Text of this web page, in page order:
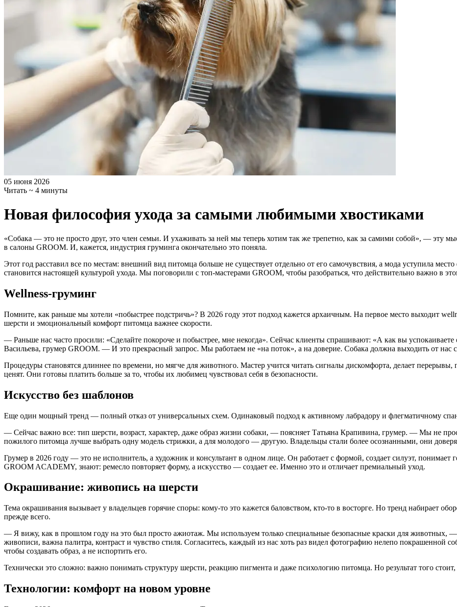
05 июня 2026
Читать ~ 4 минуты
Новая философия ухода за самыми любимыми хвостиками
«Собака — это не просто друг, это член семьи. И ухаживать за ней мы теперь хотим так же трепетно, как за самими собой», — эту
в салоны GROOM. И, кажется, индустрия груминга окончательно это поняла.
Этот год расставил все по местам: внешний вид питомца больше не существует отдельно от его самочувствия, а мода уступила
становится настоящей культурой ухода. Мы поговорили с топ-мастерами GROOM, чтобы разобраться, что действительно важно в
Wellness-груминг
Помните, как раньше мы хотели «побыстрее подстричь»? В 2026 году этот подход кажется архаичным. На первое место выходит
шерсти и эмоциональный комфорт питомца важнее скорости.
— Раньше нас часто просили: «Сделайте покороче и побыстрее, мне некогда». Сейчас клиенты спрашивают: «А как вы успокаиваете
Васильева, грумер GROOM. — И это прекрасный запрос. Мы работаем не «на поток», а на доверие. Собака должна выходить от нас
Процедуры становятся длиннее по времени, но мягче для животного. Мастер учится читать сигналы дискомфорта, делает
ценят. Они готовы платить больше за то, чтобы их любимец чувствовал себя в безопасности.
Искусство без шаблонов
Еще один мощный тренд — полный отказ от универсальных схем. Одинаковый подход к активному лабрадору и флегматичному
— Сейчас важно все: тип шерсти, возраст, характер, даже образ жизни собаки, — поясняет Татьяна Крапивина, грумер. — Мы не
пожилого питомца лучше выбрать одну модель стрижки, а для молодого — другую. Владельцы стали более осознанными, они
Грумер в 2026 году — это не исполнитель, а художник и консультант в одном лице. Он работает с формой, создает силуэт,
GROOM ACADEMY, знают: ремесло повторяет форму, а искусство — создает ее. Именно это и отличает премиальный уход.
Окрашивание: живопись на шерсти
Тема окрашивания вызывает у владельцев горячие споры: кому-то это кажется баловством, кто-то в восторге. Но тренд набирает
прежде всего.
— Я вижу, как в прошлом году на это был просто ажиотаж. Мы используем только специальные безопасные краски для животных,
живописи, важна палитра, контраст и чувство стиля. Согласитесь, каждый из нас хоть раз видел фотографию нелепо покрашенной
чтобы создавать образ, а не испортить его.
Технически это сложно: важно понимать структуру шерсти, реакцию пигмента и даже психологию питомца. Но результат того
Технологии: комфорт на новом уровне